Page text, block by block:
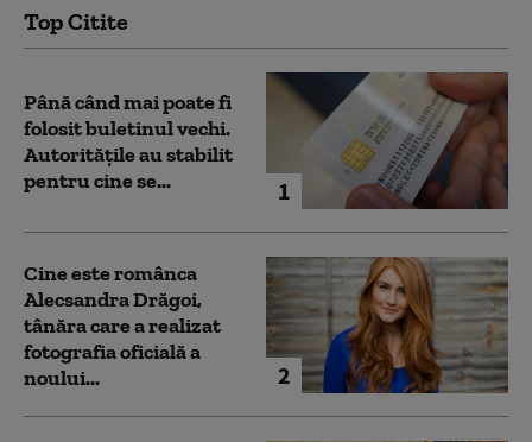
Top Citite
1
Până când mai poate fi
folosit buletinul vechi.
Autoritățile au stabilit
pentru cine se...
2
Cine este românca
Alecsandra Drăgoi,
tânăra care a realizat
fotografia oficială a
noului...